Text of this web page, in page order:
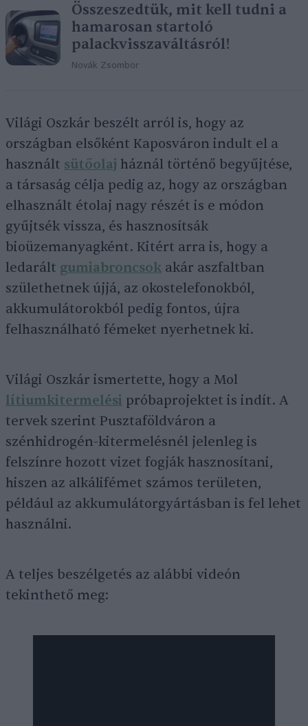
Összeszedtük, mit kell tudni a
hamarosan startoló
palackvisszaváltásról!
Novák Zsombor
Világi Oszkár beszélt arról is, hogy az
országban elsőként Kaposváron indult el a
használt sütőolaj háznál történő begyűjtése,
a társaság célja pedig az, hogy az országban
elhasznált étolaj nagy részét is e módon
gyűjtsék vissza, és hasznosítsák
bioüzemanyagként. Kitért arra is, hogy a
ledarált gumiabroncsok akár aszfaltban
születhetnek újjá, az okostelefonokból,
akkumulátorokból pedig fontos, újra
felhasználható fémeket nyerhetnek ki.
Világi Oszkár ismertette, hogy a Mol
lítiumkitermelési próbaprojektet is indít. A
tervek szerint Pusztaföldváron a
szénhidrogén-kitermelésnél jelenleg is
felszínre hozott vizet fogják hasznosítani,
hiszen az alkálifémet számos területen,
például az akkumulátorgyártásban is fel lehet
használni.
A teljes beszélgetés az alábbi videón
tekinthető meg: